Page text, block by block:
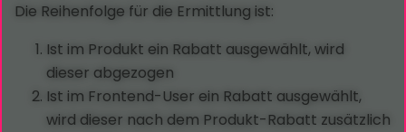
Die Reihenfolge für die Ermittlung ist:
Ist im Produkt ein Rabatt ausgewählt, wird
dieser abgezogen
Ist im Frontend-User ein Rabatt ausgewählt,
wird dieser nach dem Produkt-Rabatt zusätzlich